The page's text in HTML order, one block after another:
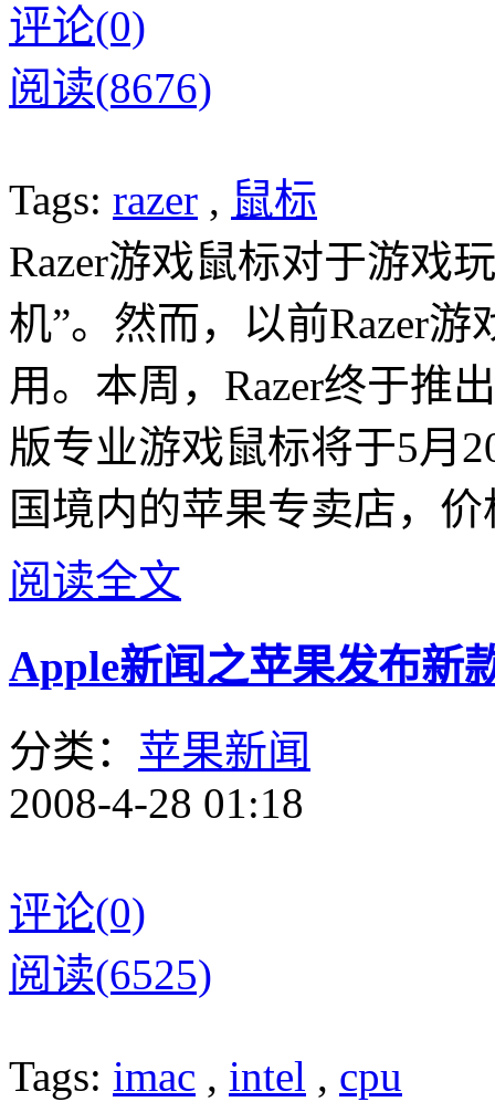
评论(0)
阅读(8676)
Tags: razer , 鼠标
Razer游戏鼠标对于游戏
机”。然而，以前Razer
用。本周，Razer终于推
版专业游戏鼠标将于5月
国境内的苹果专卖店，
阅读全文
Apple新闻之苹果发布新
分类： 苹果新闻
2008-4-28 01:18
评论(0)
阅读(6525)
Tags: imac , intel , cpu